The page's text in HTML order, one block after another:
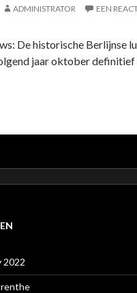
ADMINISTRATOR EEN
De historische Berlijnse
jaar oktober definitief
vliegveld Berlijn-
2022